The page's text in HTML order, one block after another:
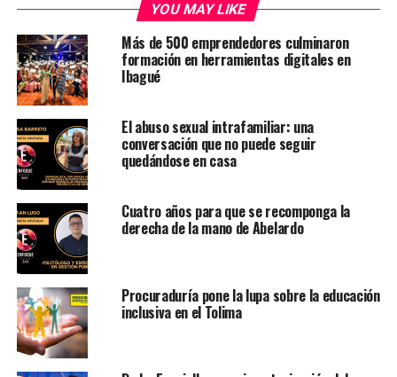
YOU MAY LIKE
Más de 500 emprendedores culminaron
formación en herramientas digitales en
Ibagué
El abuso sexual intrafamiliar: una
conversación que no puede seguir
quedándose en casa
Cuatro años para que se recomponga la
derecha de la mano de Abelardo
Procuraduría pone la lupa sobre la educación
inclusiva en el Tolima